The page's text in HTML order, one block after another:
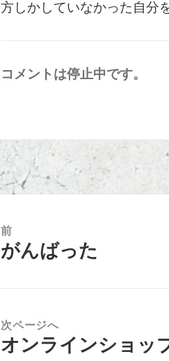
方しかしていなかった自分
コメントは停止中です。
前
前
がんばった
次ページへ
次
オンラインショッ